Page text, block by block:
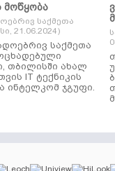
მოწყობა
საქმეთა
21.06.2024)
საქმეთა
თბილისში ახალ
IT ტექნიკის
ინტელკომ ჯგუფი.